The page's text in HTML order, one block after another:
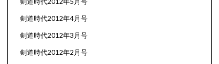
剣道時代2012年4月号
剣道時代2012年3月号
剣道時代2012年2月号